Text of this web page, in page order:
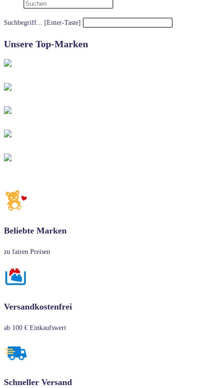
UMSCHALTEN
Suchbegriff... [Enter-Taste]
Unsere Top-Marken
Beliebte Marken
zu fairen Preisen
Versandkostenfrei
ab 100 € Einkaufswert
Schneller Versand